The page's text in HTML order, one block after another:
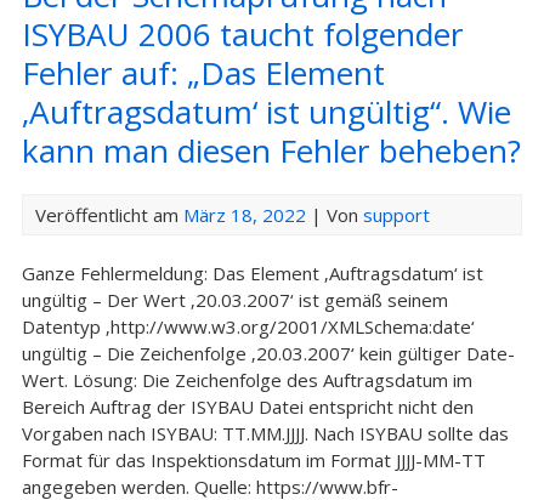
ISYBAU 2006 taucht folgender
Fehler auf: „Das Element
‚Auftragsdatum‘ ist ungültig“. Wie
kann man diesen Fehler beheben?
Veröffentlicht am März 18, 2022 | Von support
Ganze Fehlermeldung: Das Element ‚Auftragsdatum‘ ist
ungültig – Der Wert ‚20.03.2007‘ ist gemäß seinem
Datentyp ‚http://www.w3.org/2001/XMLSchema:date‘
ungültig – Die Zeichenfolge ‚20.03.2007‘ kein gültiger Date-
Wert. Lösung: Die Zeichenfolge des Auftragsdatum im
Bereich Auftrag der ISYBAU Datei entspricht nicht den
Vorgaben nach ISYBAU: TT.MM.JJJJ. Nach ISYBAU sollte das
Format für das Inspektionsdatum im Format JJJJ-MM-TT
angegeben werden. Quelle: https://www.bfr-